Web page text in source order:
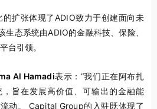
扩张体现了ADIO致力于创建面向未
生态系统由ADIO的金融科技、保险、
台引领。
Al Hamadi表示：“我们正在阿布扎
旨在发展高价值、可输出的金融能
动。 Capital Group的入驻既体现了